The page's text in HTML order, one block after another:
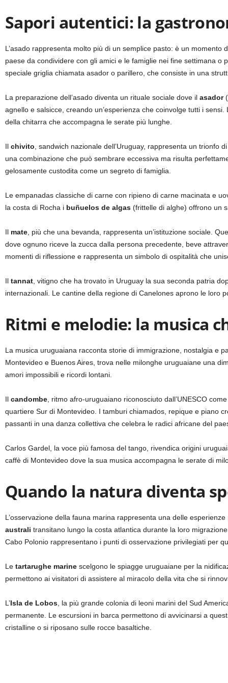
Sapori autentici: la
L’asado rappresenta molto più di un semplice pasto: è un
paese da condividere con gli amici e le famiglie nei fine settimana
speciale griglia chiamata asador o parillero, che consiste in una
La preparazione dell’asado diventa un rituale sociale dove il asador
agnello e salsicce, creando un’esperienza che coinvolge tutti i
della chitarra che accompagna le serate più lunghe.
Il chivito , sandwich nazionale dell’Uruguay, rappresenta un
una combinazione che può sembrare eccessiva ma risulta
gelosamente custodita come un segreto di famiglia.
Le empanadas classiche di carne con ripieno di carne macinata e
la costa di Rocha i buñuelos de algas (frittelle di alghe) offrono un
Il mate , più che una bevanda, rappresenta un’istituzione sociale.
dove ognuno riceve la zucca dalla persona precedente, beve
momenti di riflessione e rappresenta un simbolo di ospitalità che
Il tannat , vitigno che ha trovato in Uruguay la sua seconda patria
internazionali. Le cantine della regione di Canelones aprono le loro
Ritmi e melodie: la musica
La musica uruguaiana racconta storie di immigrazione, nostalgia e
Montevideo e Buenos Aires, trova nelle milonghe uruguaiane una
amori impossibili e ricordi lontani.
Il candombe , ritmo afro-uruguaiano riconosciuto dall’UNESCO
quartiere Sur di Montevideo. I tamburi chiamados, repique e piano
passanti in una danza collettiva che celebra le radici africane del
Carlos Gardel, la voce più famosa del tango, rivendica origini
caffè di Montevideo dove la sua musica accompagna le serate di
Quando la natura diventa
L’osservazione della fauna marina rappresenta una delle
australi transitano lungo la costa atlantica durante la loro
Cabo Polonio rappresentano i punti di osservazione privilegiati per
Le tartarughe marine scelgono le spiagge uruguaiane per la
permettono ai visitatori di assistere al miracolo della vita che si
L’Isla de Lobos , la più grande colonia di leoni marini del Sud
permanente. Le escursioni in barca permettono di avvicinarsi a
cristalline o si riposano sulle rocce basaltiche.